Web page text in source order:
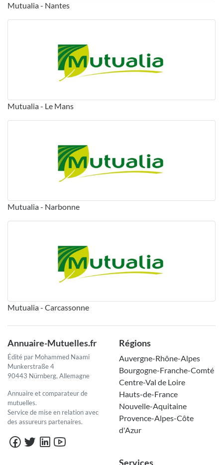
Mutualia - Nantes
Mutualia - Le Mans
Mutualia - Narbonne
Mutualia - Carcassonne
Annuaire-Mutuelles.fr
Édité par Mohammed Naami
Munkerstraße 4
90443 Nürnberg, Allemagne
Annuaire et comparateur de
mutuelles.
Service de mise en relation avec
des assureurs partenaires.
Régions
Auvergne-Rhône-Alpes
Bourgogne-Franche-Comté
Centre-Val de Loire
Hauts-de-France
Nouvelle-Aquitaine
Provence-Alpes-Côte
d'Azur
Services